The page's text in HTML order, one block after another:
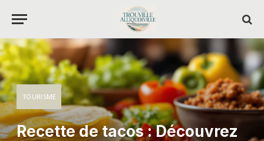
TOURISME
Recette de tacos : Découvrez